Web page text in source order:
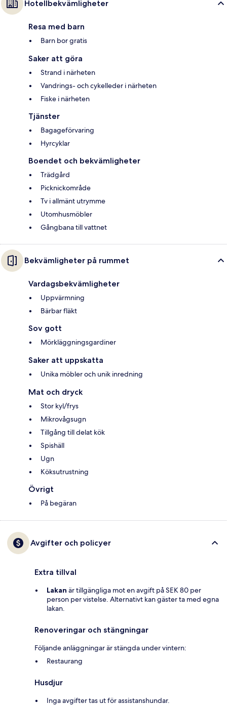
Hotellbekvämligheter
Resa med barn
Barn bor gratis
Saker att göra
Strand i närheten
Vandrings- och cykelleder i närheten
Fiske i närheten
Tjänster
Bagageförvaring
Hyrcyklar
Boendet och bekvämligheter
Trädgård
Picknickområde
Tv i allmänt utrymme
Utomhusmöbler
Gångbana till vattnet
Bekvämligheter på rummet
Vardagsbekvämligheter
Uppvärmning
Bärbar fläkt
Sov gott
Mörkläggningsgardiner
Saker att uppskatta
Unika möbler och unik inredning
Mat och dryck
Stor kyl/frys
Mikrovågsugn
Tillgång till delat kök
Spishäll
Ugn
Köksutrustning
Övrigt
På begäran
Avgifter och policyer
Extra tillval
Lakan är tillgängliga mot en avgift på SEK 80 per
person per vistelse. Alternativt kan gäster ta med egna
lakan.
Renoveringar och stängningar
Följande anläggningar är stängda under vintern:
Restaurang
Husdjur
Inga avgifter tas ut för assistanshundar.